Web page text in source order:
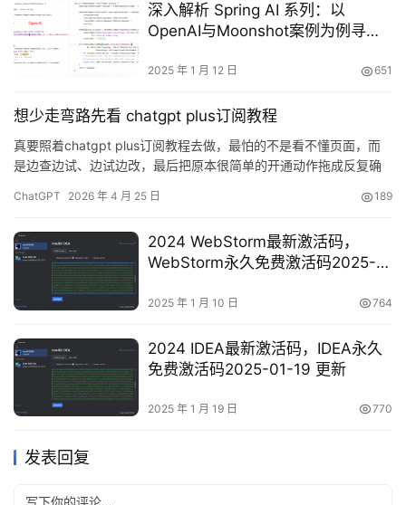
深入解析 Spring AI 系列：以
OpenAI与Moonshot案例为例寻找
2025 年 1 月 12 日 651
想少走弯路先看 chatgpt plus订阅教程
真要照着chatgpt plus订阅教程去做，最怕的不是看不懂页面，而
是边查边试、边试边改，最后把原本很简单的开通动作拖成反复确
清楚：这次是首次开通还是续费衔接、你准备用它解决什么任务、
或补做支付，下面这个入口会比临时到处找方法省…
ChatGPT 2026 年 4 月 25 日 189
2024 WebStorm最新激活码，
WebStorm永久免费激活码2025-
2025 年 1 月 10 日 764
2024 IDEA最新激活码，IDEA永久
免费激活码2025-01-19 更新
2025 年 1 月 19 日 770
发表回复